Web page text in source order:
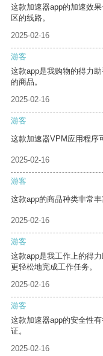
这款加速器app的加速效
区的线路。
2025-02-16
游客
这款app是我购物的得力
的商品。
2025-02-16
游客
这款加速器VPM应用程序
2025-02-16
游客
这款app的商品种类非常
2025-02-16
游客
这款app是我工作上的得
更轻松地完成工作任务。
2025-02-16
游客
这款加速器app的安全性
证。
2025-02-16